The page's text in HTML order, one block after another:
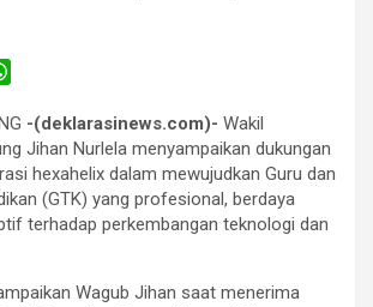
a
t
s
A
p
-(deklarasinews.com)- Wakil
Jihan Nurlela menyampaikan dukungan
hexahelix dalam mewujudkan Guru dan
(GTK) yang profesional, berdaya
terhadap perkembangan teknologi dan
Wagub Jihan saat menerima